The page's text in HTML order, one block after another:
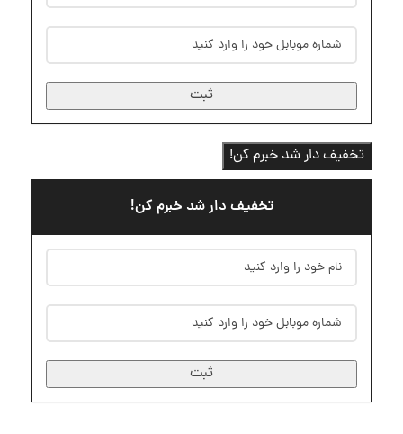
ثبت
تخفیف دار شد خبرم کن!
تخفیف دار شد خبرم کن!
ثبت